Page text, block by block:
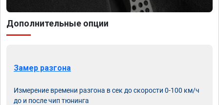
Дополнительные опции
Замер разгона
Измерение времени разгона в сек до скорости 0-100 км/ч
до и после чип тюнинга